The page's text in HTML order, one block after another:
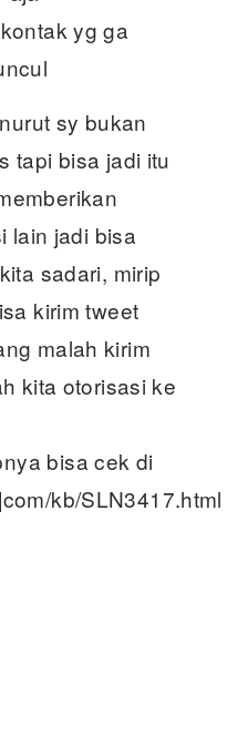
yg ga
sy bukan
tapi bisa jadi itu
lain jadi bisa
sadari, mirip
kirim tweet
malah kirim
kita otorisasi ke
bisa cek di
kb/SLN3417.html